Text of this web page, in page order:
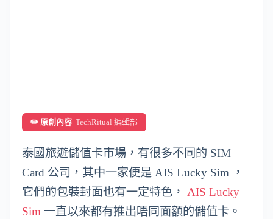
✏️ 原創內容| TechRitual 編輯部
泰國旅遊儲值卡市場，有很多不同的 SIM
Card 公司，其中一家便是 AIS Lucky Sim ，
它們的包裝封面也有一定特色， AIS Lucky
Sim 一直以來都有推出唔同面額的儲值卡。